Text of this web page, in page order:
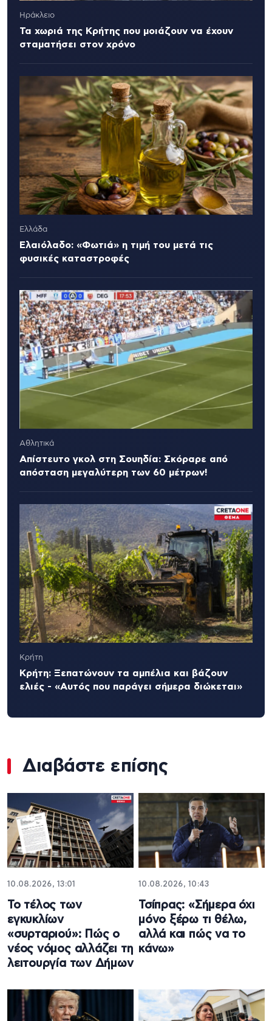
Ηράκλειο
Τα χωριά της Κρήτης που μοιάζουν να έχουν
σταματήσει στον χρόνο
Ελλάδα
Ελαιόλαδο: «Φωτιά» η τιμή του μετά τις
φυσικές καταστροφές
Αθλητικά
Απίστευτο γκολ στη Σουηδία: Σκόραρε από
απόσταση μεγαλύτερη των 60 μέτρων!
Κρήτη
Κρήτη: Ξεπατώνουν τα αμπέλια και βάζουν
ελιές - «Αυτός που παράγει σήμερα διώκεται»
Διαβάστε επίσης
10.08.2026, 13:01
Το τέλος των
εγκυκλίων
«συρταριού»: Πώς ο
νέος νόμος αλλάζει τη
λειτουργία των Δήμων
10.08.2026, 10:43
Τσίπρας: «Σήμερα όχι
μόνο ξέρω τι θέλω,
αλλά και πώς να το
κάνω»